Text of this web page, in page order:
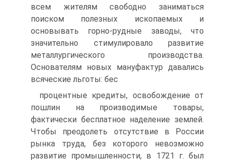
всем жителям свободно заниматься
поиском полезных ископаемых и
основывать горно-рудные за­воды, что
значительно стимулировало развитие
металлургического произ­водства.
Основателям новых мануфактур давались
всяческие льготы: бес­
процентные кредиты, освобождение от
пошлин на производимые товары,
фактически бесплатное наделение землей.
Чтобы преодолеть отсутствие в России
рынка труда, без которого невозможно
развитие промышленности, в 1721 г. был